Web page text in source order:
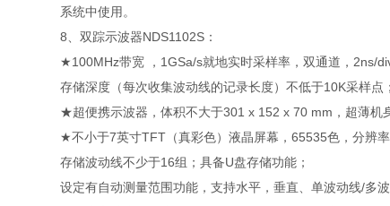
系统中使用。
8、双踪示波器NDS1102S：
★100MHz带宽 ，1GSa/s就地实时采样率，双通道，2ns/
存储深度（每次收集波动线的记录长度）不低于10K采样点；
★超便携示波器，体积不大于301 x 152 x 70 mm，超薄机
★不小于7英寸TFT（真彩色）液晶屏幕，65535色，分辨
存储波动线不少于16组；具备U盘存储功能；
设定有自动测量范围功能，支持水平，垂直、单波动线/多波